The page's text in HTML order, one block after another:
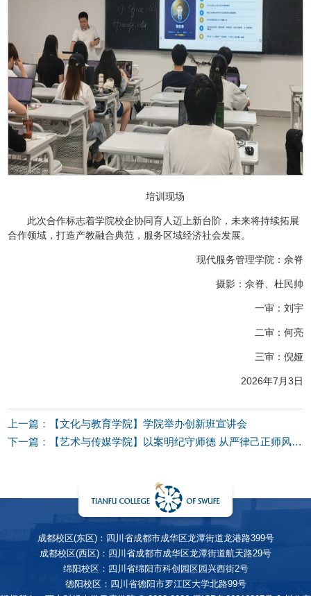
培训现场
此次合作标志着学院校企协同育人迈上新台阶，未来将持续拓展
合作领域，打造产教融合典范，服务区域经济社会发展。
现代服务管理学院：佘脊
摄影：佘脊、杜民帅
一审：刘宇
二审：何亮
三审：倪娅
2026年7月3日
上一篇：【文化与教育学院】学院举办创新班宣讲会
下一篇：【艺术与传媒学院】以案明纪守师德 从严律己正师风——学院召开辅导员师德师风警示教育专题会
成都校区(东区)：四川省成都市成华区龙潭街道龙港路399号
成都校区(西区)：四川省成都市成华区龙潭街道航天路29号
绵阳校区：四川省绵阳市科创园区园兴西街2号
德阳校区：四川省德阳市罗江区大学北路99号